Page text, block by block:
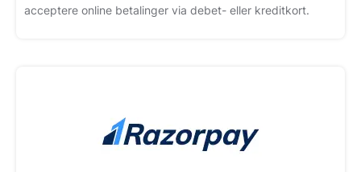
acceptere online betalinger via debet- eller kreditkort.